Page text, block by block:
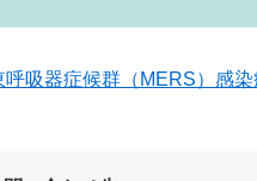
呼吸器症候群（MERS）感染